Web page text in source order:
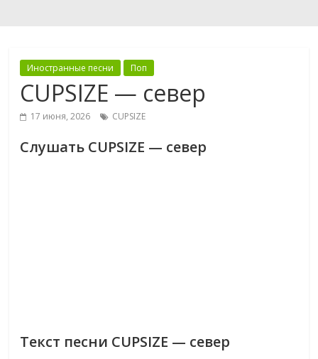
Иностранные песни Поп
CUPSIZE — север
17 июня, 2026 CUPSIZE
Слушать CUPSIZE — север
Текст песни CUPSIZE — север